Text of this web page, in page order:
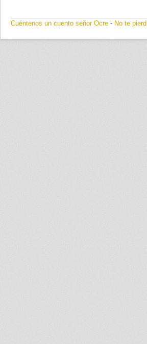
Cuéntenos un cuento señor Ocre - No te